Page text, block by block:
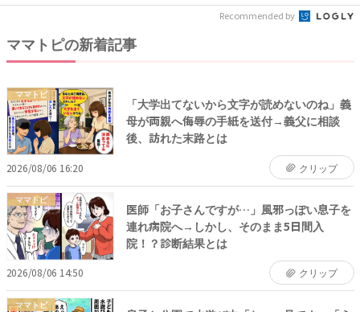
Recommended by
ママトピの新着記事
ママトピ
「大学出てないから文字が読めないのね」義
母が両親へ侮辱の手紙を送付→義父に相談
後、訪れた末路とは
2026/08/06 16:20 クリップ
ママトピ
医師「お子さんですが…」風邪っぽい息子を
連れ病院へ→しかし、そのまま5日間入
院！？診断結果とは
2026/08/06 14:50 クリップ
ママトピ